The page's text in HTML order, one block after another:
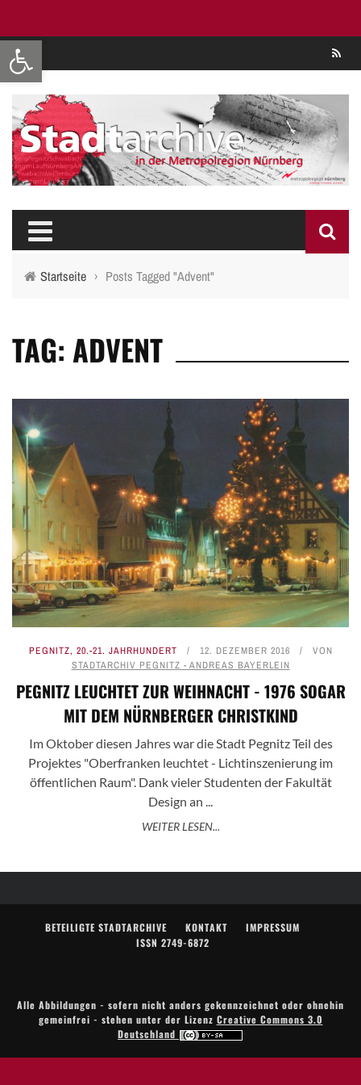
Werkzeugleiste öffnen
Startseite › Posts Tagged "Advent"
TAG: ADVENT
PEGNITZ, 20.-21. JAHRHUNDERT 12. DEZEMBER 2016
VON
STADTARCHIV PEGNITZ - ANDREAS BAYERLEIN
PEGNITZ LEUCHTET ZUR WEIHNACHT - 1976 SOGAR
MIT DEM NÜRNBERGER CHRISTKIND
Im Oktober diesen Jahres war die Stadt Pegnitz Teil des
Projektes "Oberfranken leuchtet - Lichtinszenierung im
öffentlichen Raum". Dank vieler Studenten der Fakultät
Design an ...
WEITER LESEN...
BETEILIGTE STADTARCHIVE KONTAKT
IMPRESSUM
ISSN 2749-6872
Alle Abbildungen - sofern nicht anders gekennzeichnet oder ohnehin
gemeinfrei - stehen unter der Lizenz Creative Commons 3.0
Deutschland